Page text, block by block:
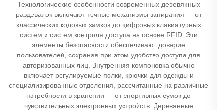
Технологические особенности современных деревянных
раздевалок включают точные механизмы запирания — от
классических кодовых замков до цифровых клавиатурных
систем и систем контроля доступа на основе RFID. Эти
элементы безопасности обеспечивают доверие
пользователей, сохраняя при этом удобство доступа для
авторизованных лиц. Внутренняя компоновка обычно
включает регулируемые полки, крючки для одежды и
специализированные отделения, рассчитанные на различные
потребности в хранении — от спортивных сумок до
чувствительных электронных устройств. Деревянные